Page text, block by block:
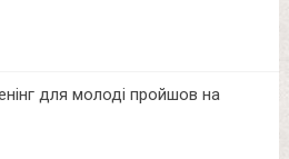
для молоді пройшов на